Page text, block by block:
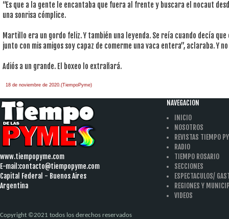
“Es que a la gente le encantaba que fuera al frente y buscara el nocaut
una sonrisa cómplice.
Martillo era un gordo feliz. Y también una leyenda. Se reía cuando decía que
junto con mis amigos soy capaz de comerme una vaca entera”, aclaraba. Y
Adiós a un grande. El boxeo lo extrañará.
18 de noviembre de 2020.(TiempoPyme)
www.tiempopyme.com
E-mail:contacto@tiempopyme.com
Capital Federal - Buenos Aires
Argentina
NAVEGACION
INICIO
NOSOTROS
REVISTAS TIEMPO
RADIO
TIEMPO ROSARIO
SECCIONES
ESPECTACULOS/
REGIONES Y
VIDEOS
Copyright ©2021 todos los derechos reservados